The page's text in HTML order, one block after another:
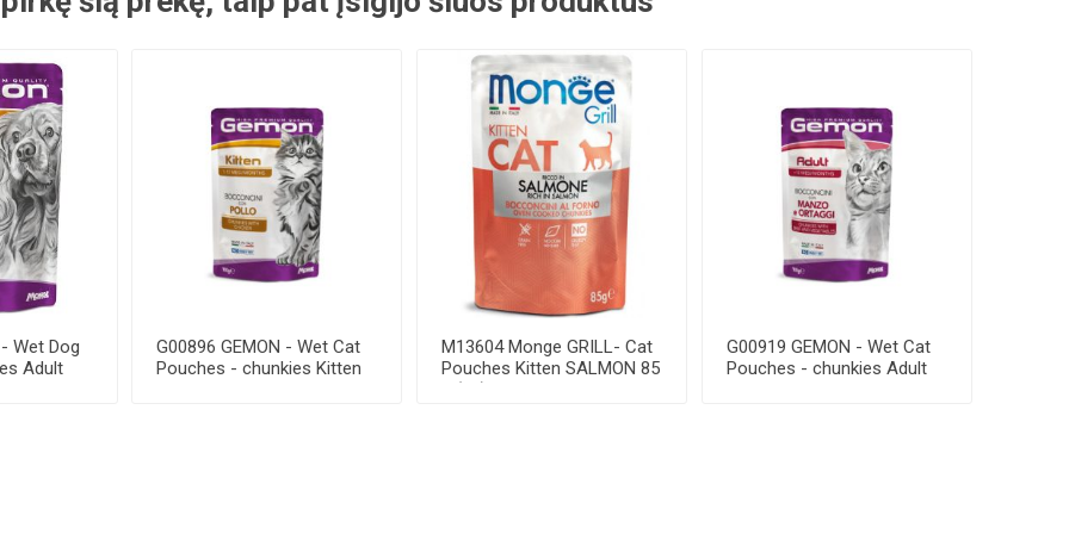
Wet Dog
Adult
G00896 GEMON - Wet Cat
Pouches - chunkies Kitten
M13604 Monge GRILL- Cat
Pouches Kitten SALMON 85
g (28)
G00919 GEMON - Wet Cat
Pouches - chunkies Adult